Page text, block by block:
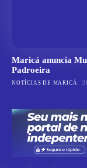
Maricá anuncia
Padroeira
NOTÍCIAS DE MARICÁ